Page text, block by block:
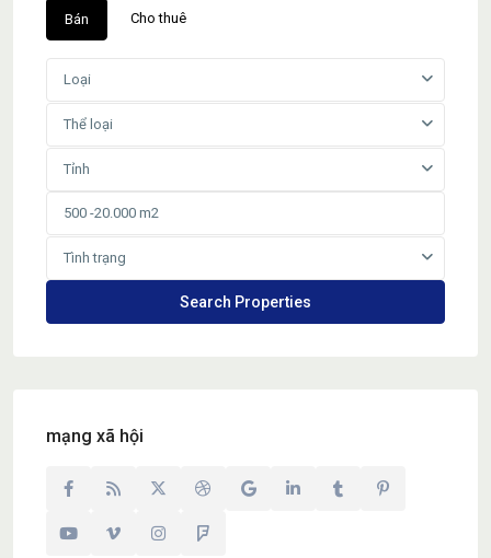
Bán Cho thuê
Loại
Thể loại
Tỉnh
Tình trạng
mạng xã hội